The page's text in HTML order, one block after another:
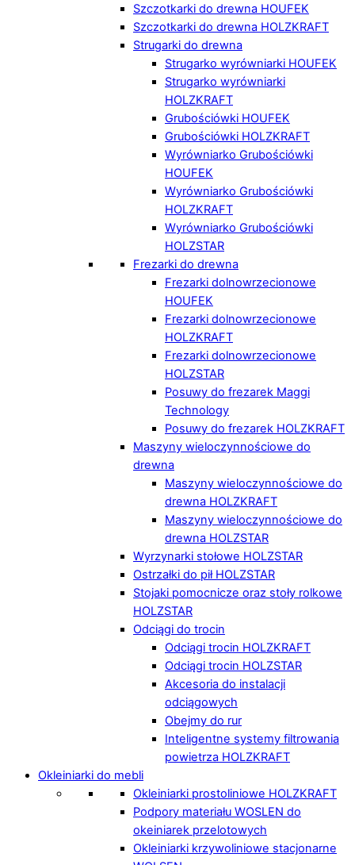
Szczotkarki do drewna HOUFEK
Szczotkarki do drewna HOLZKRAFT
Strugarki do drewna
Strugarko wyrówniarki HOUFEK
Strugarko wyrówniarki
HOLZKRAFT
Grubościówki HOUFEK
Grubościówki HOLZKRAFT
Wyrówniarko Grubościówki
HOUFEK
Wyrówniarko Grubościówki
HOLZKRAFT
Wyrówniarko Grubościówki
HOLZSTAR
Frezarki do drewna
Frezarki dolnowrzecionowe
HOUFEK
Frezarki dolnowrzecionowe
HOLZKRAFT
Frezarki dolnowrzecionowe
HOLZSTAR
Posuwy do frezarek Maggi
Technology
Posuwy do frezarek HOLZKRAFT
Maszyny wieloczynnościowe do
drewna
Maszyny wieloczynnościowe do
drewna HOLZKRAFT
Maszyny wieloczynnościowe do
drewna HOLZSTAR
Wyrzynarki stołowe HOLZSTAR
Ostrzałki do pił HOLZSTAR
Stojaki pomocnicze oraz stoły rolkowe
HOLZSTAR
Odciągi do trocin
Odciągi trocin HOLZKRAFT
Odciągi trocin HOLZSTAR
Akcesoria do instalacji
odciągowych
Obejmy do rur
Inteligentne systemy filtrowania
powietrza HOLZKRAFT
Okleiniarki do mebli
Okleiniarki prostoliniowe HOLZKRAFT
Podpory materiału WOSLEN do
okeiniarek przelotowych
Okleiniarki krzywoliniowe stacjonarne